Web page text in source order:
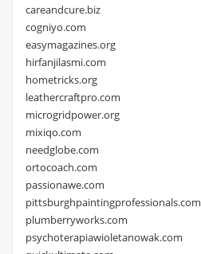
careandcure.biz
cogniyo.com
easymagazines.org
hirfanjilasmi.com
hometricks.org
leathercraftpro.com
microgridpower.org
mixiqo.com
needglobe.com
ortocoach.com
passionawe.com
pittsburghpaintingprofessionals.com
plumberryworks.com
psychoterapiawioletanowak.com